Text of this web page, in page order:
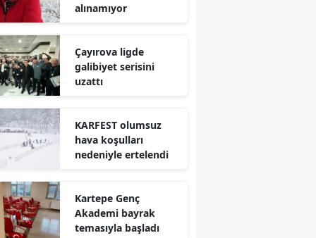
İzmir
Kars
Kayseri
Kırklareli
Kırşehir
Kocaeli
alınamıyor
Çayırova ligde
galibiyet serisini
uzattı
KARFEST olumsuz
hava koşulları
nedeniyle ertelendi
Kartepe Genç
Akademi bayrak
temasıyla başladı